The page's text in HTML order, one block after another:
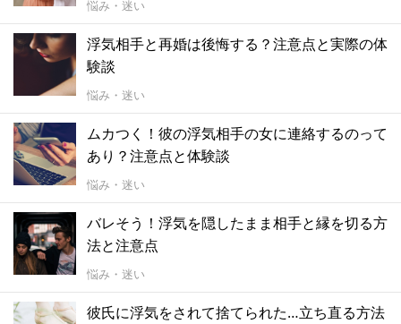
悩み・迷い
浮気相手と再婚は後悔する？注意点と実際の体
験談
悩み・迷い
ムカつく！彼の浮気相手の女に連絡するのって
あり？注意点と体験談
悩み・迷い
バレそう！浮気を隠したまま相手と縁を切る方
法と注意点
悩み・迷い
彼氏に浮気をされて捨てられた…立ち直る方法